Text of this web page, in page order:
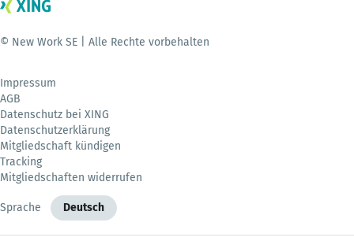
© New Work SE | Alle Rechte vorbehalten
Impressum
AGB
Datenschutz bei XING
Datenschutzerklärung
Mitgliedschaft kündigen
Tracking
Mitgliedschaften widerrufen
Sprache Deutsch